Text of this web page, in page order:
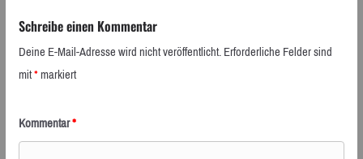
Schreibe einen Kommentar
Deine E-Mail-Adresse wird nicht veröffentlicht.Erforderliche Felder sind
mit*markiert
Kommentar*